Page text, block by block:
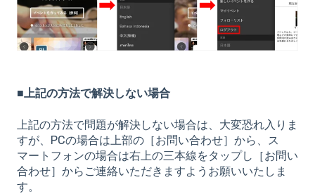
■上記の方法で解決しない場合
上記の方法で問題が解決しない場合は、大変恐れ入りま
すが、PCの場合は上部の［お問い合わせ］から、ス
マートフォンの場合は右上の三本線をタップし［お問い
合わせ］からご連絡いただきますようお願いいたしま
す。